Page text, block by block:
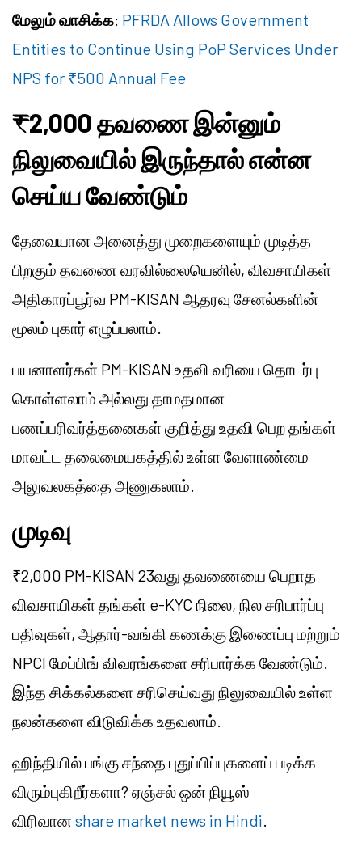
மேலும் வாசிக்க: PFRDA Allows Government
Entities to Continue Using PoP Services Under
NPS for ₹500 Annual Fee
₹2,000 தவணை இன்னும்
நிலுவையில் இருந்தால் என்ன
செய்ய வேண்டும்
தேவையான அனைத்து முறைகளையும் முடித்த
பிறகும் தவணை வரவில்லையெனில், விவசாயிகள்
அதிகாரப்பூர்வ PM-KISAN ஆதரவு சேனல்களின்
மூலம் புகார் எழுப்பலாம்.
பயனாளர்கள் PM-KISAN உதவி வரியை தொடர்பு
கொள்ளலாம் அல்லது தாமதமான
பணப்பரிவர்த்தனைகள் குறித்து உதவி பெற தங்கள்
மாவட்ட தலைமையகத்தில் உள்ள வேளாண்மை
அலுவலகத்தை அணுகலாம்.
முடிவு
₹2,000 PM-KISAN 23வது தவணையை பெறாத
விவசாயிகள் தங்கள் e-KYC நிலை, நில சரிபார்ப்பு
பதிவுகள், ஆதார்-வங்கி கணக்கு இணைப்பு மற்றும்
NPCI மேப்பிங் விவரங்களை சரிபார்க்க வேண்டும்.
இந்த சிக்கல்களை சரிசெய்வது நிலுவையில் உள்ள
நலன்களை விடுவிக்க உதவலாம்.
ஹிந்தியில் பங்கு சந்தை புதுப்பிப்புகளைப் படிக்க
விரும்புகிறீர்களா? ஏஞ்சல் ஒன் நியூஸ்
விரிவானshare market news in Hindi.